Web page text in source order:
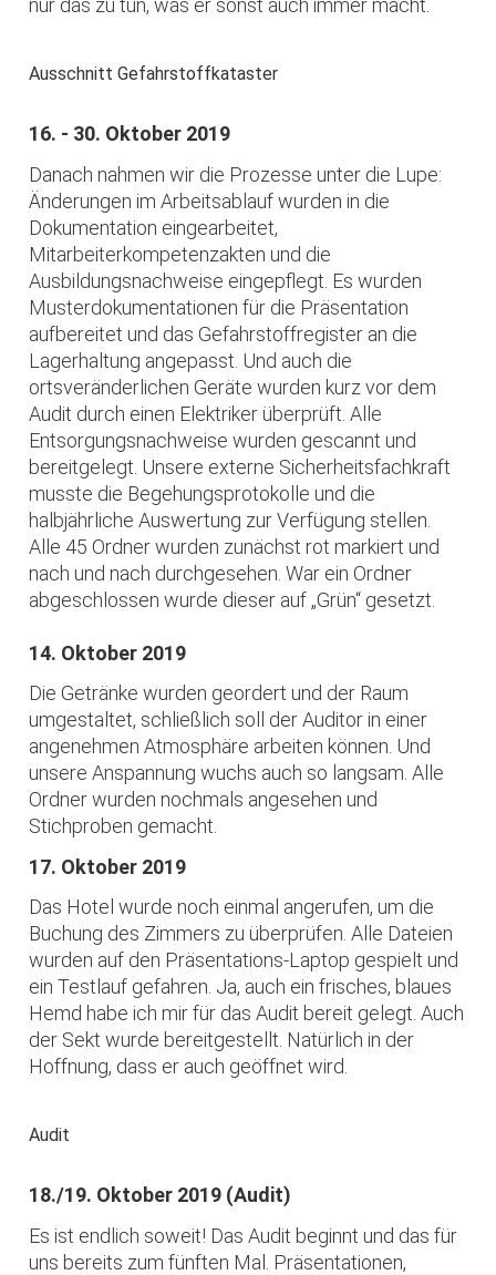
nur das zu tun, was er sonst auch immer macht.
Ausschnitt Gefahrstoffkataster
16. - 30. Oktober 2019
Danach nahmen wir die Prozesse unter die Lupe:
Änderungen im Arbeitsablauf wurden in die
Dokumentation eingearbeitet,
Mitarbeiterkompetenzakten und die
Ausbildungsnachweise eingepflegt. Es wurden
Musterdokumentationen für die Präsentation
aufbereitet und das Gefahrstoffregister an die
Lagerhaltung angepasst. Und auch die
ortsveränderlichen Geräte wurden kurz vor dem
Audit durch einen Elektriker überprüft. Alle
Entsorgungsnachweise wurden gescannt und
bereitgelegt. Unsere externe Sicherheitsfachkraft
musste die Begehungsprotokolle und die
halbjährliche Auswertung zur Verfügung stellen.
Alle 45 Ordner wurden zunächst rot markiert und
nach und nach durchgesehen. War ein Ordner
abgeschlossen wurde dieser auf „Grün“ gesetzt.
14. Oktober 2019
Die Getränke wurden geordert und der Raum
umgestaltet, schließlich soll der Auditor in einer
angenehmen Atmosphäre arbeiten können. Und
unsere Anspannung wuchs auch so langsam. Alle
Ordner wurden nochmals angesehen und
Stichproben gemacht.
17. Oktober 2019
Das Hotel wurde noch einmal angerufen, um die
Buchung des Zimmers zu überprüfen. Alle Dateien
wurden auf den Präsentations-Laptop gespielt und
ein Testlauf gefahren. Ja, auch ein frisches, blaues
Hemd habe ich mir für das Audit bereit gelegt. Auch
der Sekt wurde bereitgestellt. Natürlich in der
Hoffnung, dass er auch geöffnet wird.
Audit
18./19. Oktober 2019 (Audit)
Es ist endlich soweit! Das Audit beginnt und das für
uns bereits zum fünften Mal. Präsentationen,